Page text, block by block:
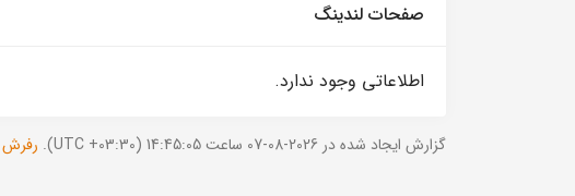
صفحات لندینگ
اطلاعاتی وجود ندارد.
گزارش ایجاد شده در 2026-08-07 ساعت 14:45:05 (UTC +03:30).